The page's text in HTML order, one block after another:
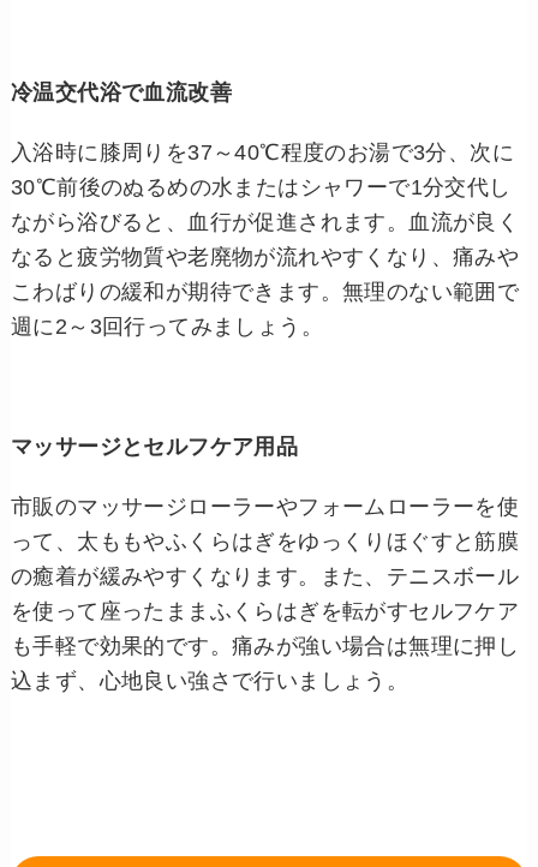
冷温交代浴で血流改善
入浴時に膝周りを37～40℃程度のお湯で3分、次に
30℃前後のぬるめの水またはシャワーで1分交代し
ながら浴びると、血行が促進されます。血流が良く
なると疲労物質や老廃物が流れやすくなり、痛みや
こわばりの緩和が期待できます。無理のない範囲で
週に2～3回行ってみましょう。
マッサージとセルフケア用品
市販のマッサージローラーやフォームローラーを使
って、太ももやふくらはぎをゆっくりほぐすと筋膜
の癒着が緩みやすくなります。また、テニスボール
を使って座ったままふくらはぎを転がすセルフケア
も手軽で効果的です。痛みが強い場合は無理に押し
込まず、心地良い強さで行いましょう。